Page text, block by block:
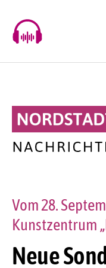
content
Neue
Vom 28.
Kunstzentrum